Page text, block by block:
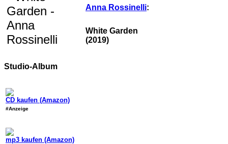
Anna Rossinelli:
White Garden
(2019)
Studio-Album
CD kaufen (Amazon)
#Anzeige
mp3 kaufen (Amazon)